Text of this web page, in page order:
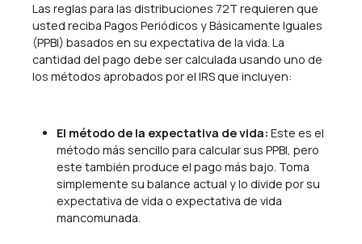
Las reglas para las distribuciones 72T requieren que
usted reciba Pagos Periódicos y Básicamente Iguales
(PPBI) basados en su expectativa de la vida. La
cantidad del pago debe ser calculada usando uno de
los métodos aprobados por el IRS que incluyen:
El método de la expectativa de vida: Este es el
método más sencillo para calcular sus PPBI, pero
este también produce el pago más bajo. Toma
simplemente su balance actual y lo divide por su
expectativa de vida o expectativa de vida
mancomunada.